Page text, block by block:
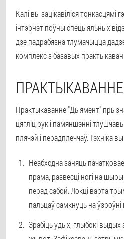
Калі вы зацікавіліся тонкасцямі
інтэрнэт поўны спецыяльных
дзе падрабязна тлумачыцца
комплекс з базавых
Практыкаванне "Дыямент"
цягліц рук і памяншэнні
плячэй і перадплеччаў. Тэхніка
Неабходна заняць
прама, развесці ногі на
перад сабой. Локці варта
пальцаў самкнуць на ўзроўні
Зрабіць удых, глыбокі выдых